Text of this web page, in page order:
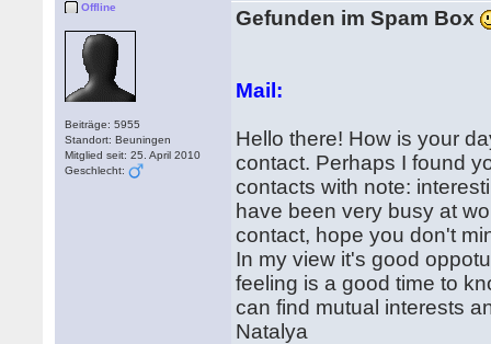
Offline
Beiträge: 5955
Standort: Beuningen
Mitglied seit: 25. April 2010
Geschlecht:
Gefunden im Spam Box
Mail:
Hello there! How is your
contact. Perhaps I found
contacts with note:
have been very busy at
contact, hope you don't
In my view it's good
feeling is a good time to
can find mutual interests
Natalya